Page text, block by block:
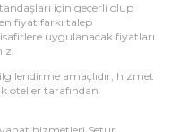
için geçerli olup
fiyat farkı talep
uygulanacak fiyatları
amaçlıdır, hizmet
oteller tarafından